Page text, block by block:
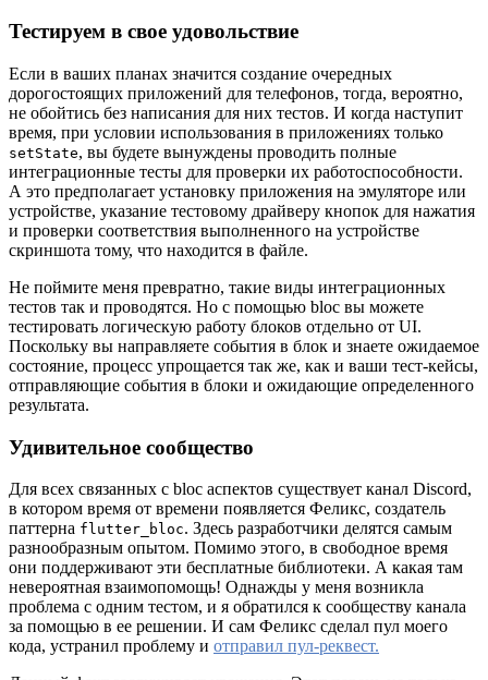
Тестируем в свое удовольствие
Если в ваших планах значится создание очередных
дорогостоящих приложений для телефонов, тогда, вероятно,
не обойтись без написания для них тестов. И когда наступит
время, при условии использования в приложениях только
setState, вы будете вынуждены проводить полные
интеграционные тесты для проверки их работоспособности.
А это предполагает установку приложения на эмуляторе или
устройстве, указание тестовому драйверу кнопок для нажатия
и проверки соответствия выполненного на устройстве
скриншота тому, что находится в файле.
Не поймите меня превратно, такие виды интеграционных
тестов так и проводятся. Но с помощью bloc вы можете
тестировать логическую работу блоков отдельно от UI.
Поскольку вы направляете события в блок и знаете ожидаемое
состояние, процесс упрощается так же, как и ваши тест-кейсы,
отправляющие события в блоки и ожидающие определенного
результата.
Удивительное сообщество
Для всех связанных с bloc аспектов существует канал Discord,
в котором время от времени появляется Феликс, создатель
паттерна flutter_bloc. Здесь разработчики делятся самым
разнообразным опытом. Помимо этого, в свободное время
они поддерживают эти бесплатные библиотеки. А какая там
невероятная взаимопомощь! Однажды у меня возникла
проблема с одним тестом, и я обратился к сообществу канала
за помощью в ее решении. И сам Феликс сделал пул моего
кода, устранил проблему и отправил пул-реквест.